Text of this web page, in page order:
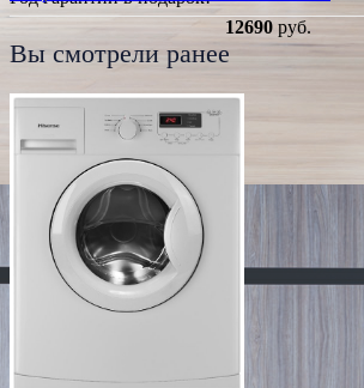
12690 руб.
Вы смотрели ранее